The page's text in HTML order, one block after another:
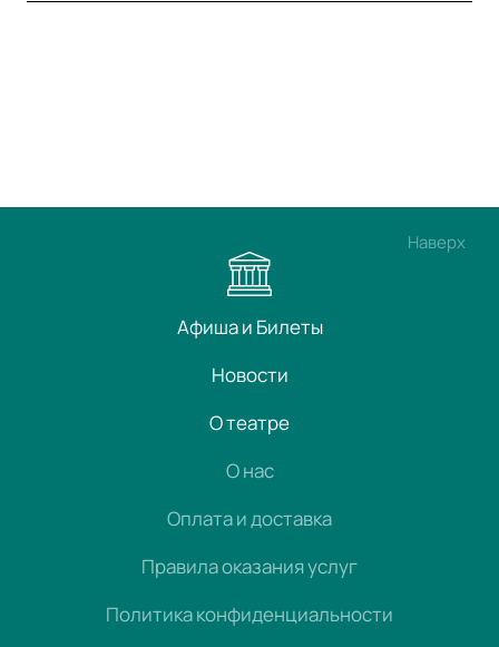
Наверх
Афиша и Билеты
Новости
О театре
О нас
Оплата и доставка
Правила оказания услуг
Политика конфиденциальности